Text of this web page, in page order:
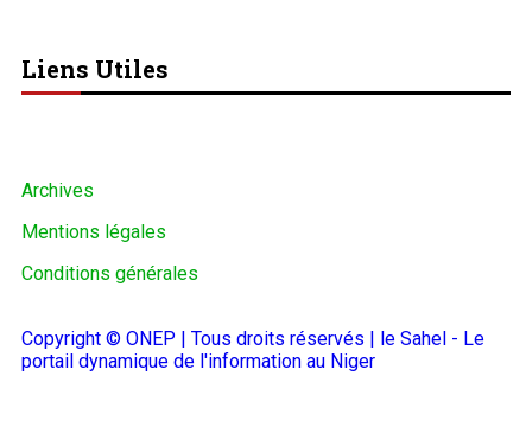
Liens Utiles
Archives
Mentions légales
Conditions générales
Copyright © ONEP | Tous droits réservés | le Sahel - Le
portail dynamique de l'information au Niger